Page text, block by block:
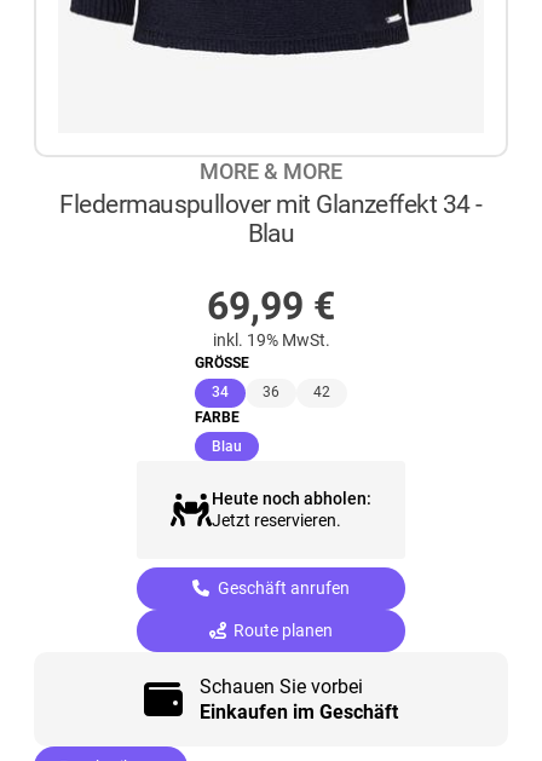
MORE & MORE
Fledermauspullover mit Glanzeffekt 34 -
Blau
69,99 €
inkl. 19% MwSt.
GRÖSSE
34(ausgewählt)
36
42
FARBE
Blau(ausgewählt)
Heute noch abholen:
Jetzt reservieren.
Geschäft anrufen
Route planen
Schauen Sie vorbei
Einkaufen im Geschäft